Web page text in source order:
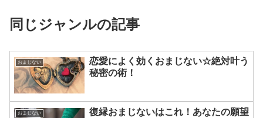
同じジャンルの記事
おまじない
恋愛によく効くおまじない☆絶対叶う
秘密の術！
おまじない
復縁おまじないはこれ！あなたの願望